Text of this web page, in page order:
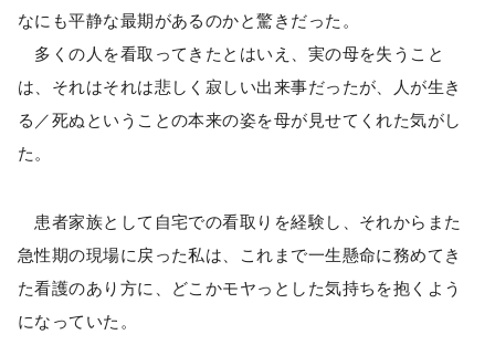
なにも平静な最期があるのかと驚きだった。
多くの人を看取ってきたとはいえ、実の母を失うこと
は、それはそれは悲しく寂しい出来事だったが、人が生き
る／死ぬということの本来の姿を母が見せてくれた気がし
た。
患者家族として自宅での看取りを経験し、それからまた
急性期の現場に戻った私は、これまで一生懸命に務めてき
た看護のあり方に、どこかモヤっとした気持ちを抱くよう
になっていた。